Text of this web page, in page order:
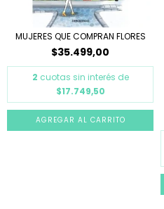
MUJERES QUE COMPRAN FLORES
$35.499,00
2 cuotas sin interés de
$17.749,50